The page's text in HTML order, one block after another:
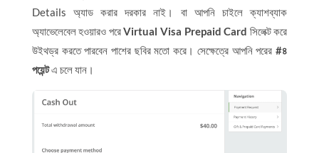
Details অ্যাড করার দরকার নাই। বা আপনি চাইলে ক্যাশব্যাক
অ্যাভেলেবেল হওয়ারও পরেVirtual Visa Prepaid Card সিলেক্ট করে
উইথড্র করতে পারবেন পাশের ছবির মতো করে। সেক্ষেত্রে আপনি পরের#৪
পয়েন্টএ চলে যান।